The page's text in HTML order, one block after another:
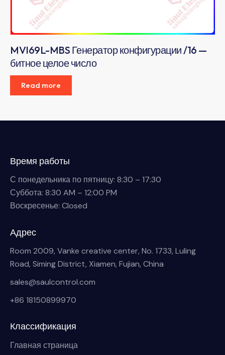
MVI69L-MBS Генератор конфигурации /16 —
битное целое число
Read more
Время работы
С понедельника по пятницу: 8:30 – 17:30
Суббота: 8:30 AM – 12:00 PM
Воскресенье: Closed
Адрес
Room 2009, Vanke creative center, No. 1733, Luling
Road, Siming District, Xiamen, Fujian, China
sales@saulcontrol.com
+86 18150899970
Классификация
Главная страница